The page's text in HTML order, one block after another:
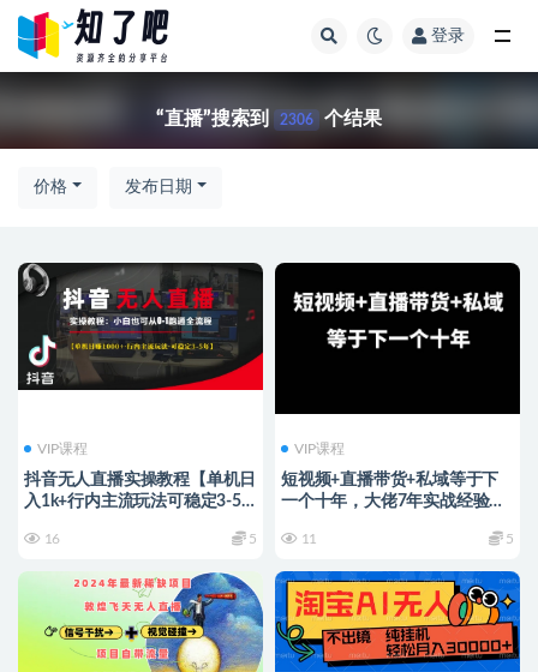
登录
“直播”搜索到 2306 个结果
价格 发布日期
VIP课程
抖音无人直播实操教程【单机日
入1k+行内主流玩法可稳定3-5
【揭秘】
16 5
VIP课程
短视频+直播带货+私域等于下
一个十年，大佬7年实战经验总
11 5
全部